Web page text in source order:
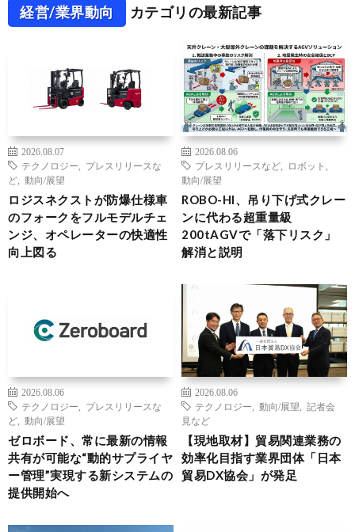
経営/業界動向 カテゴリの最新記事
2026.08.07
テクノロジー
プレスリリースな
ど
動向/展望
ロジスネクストが防爆仕様車
のフォークをフルモデルチェ
ンジ、オペレーターの快適性
向上図る
2026.08.06
プレスリリースなど
ロボット
動向/展望
ROBO-HI、吊り下げ式クレー
ンに代わる超重量級
200tAGVで「落下リスク」
解消と説明
2026.08.06
テクノロジー
プレスリリースな
ど
動向/展望
ゼロボード、常に最新の情報
共有が可能な“動的サプライヤ
ー管理”実現する新システムの
提供開始へ
2026.08.06
テクノロジー
動向/展望
記者会
見など
【現地取材】貿易関連業務の
効率化目指す業界団体「日本
貿易DX協会」が発足